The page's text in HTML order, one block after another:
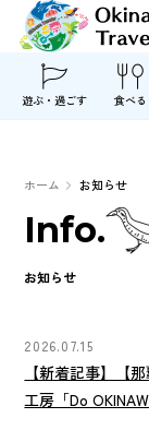
遊ぶ・過ごす 食べる
ホーム お知らせ
Info.
お知らせ
2026.07.15
【新着記事】【
工房「Do